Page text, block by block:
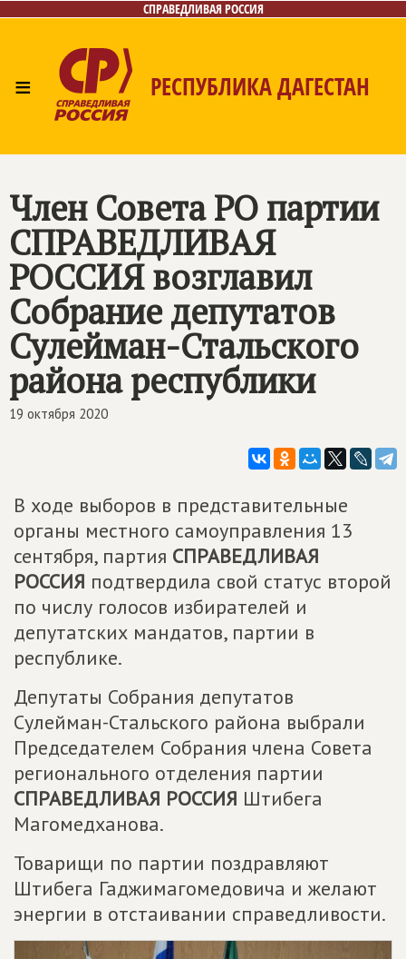
СПРАВЕДЛИВАЯ РОССИЯ
≡ РЕСПУБЛИКА ДАГЕСТАН
Контакты
Член Совета РО партии
СПРАВЕДЛИВАЯ
РОССИЯвозглавил
Собрание депутатов
Сулейман-Стальского
района республики
19 октября 2020
В ходе выборов в представительные
органы местного самоуправления 13
сентября, партия СПРАВЕДЛИВАЯ
РОССИЯ подтвердила свой статус второй
по числу голосов избирателей и
депутатских мандатов, партии в
республике.
Депутаты Собрания депутатов
Сулейман-Стальского района выбрали
Председателем Собрания члена Совета
регионального отделения партии
СПРАВЕДЛИВАЯ РОССИЯ Штибега
Магомедханова.
Товарищи по партии поздравляют
Штибега Гаджимагомедовича и желают
энергии в отстаивании справедливости.